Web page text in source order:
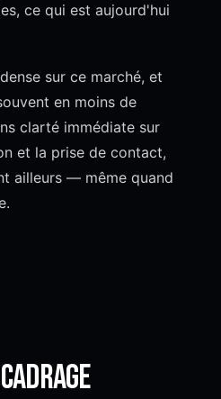
ce qui est aujourd'hui
sur ce marché, et
en moins de
clarté immédiate sur
et la prise de contact,
ailleurs — même quand